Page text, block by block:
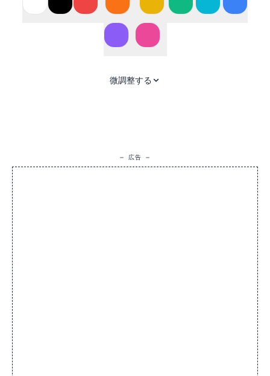
微調整する
— 広告 —